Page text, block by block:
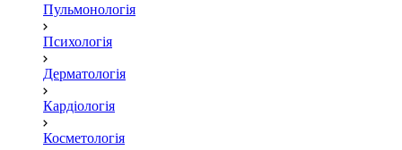
Пульмонологія
Психологія
Дерматологія
Кардіологія
Косметологія